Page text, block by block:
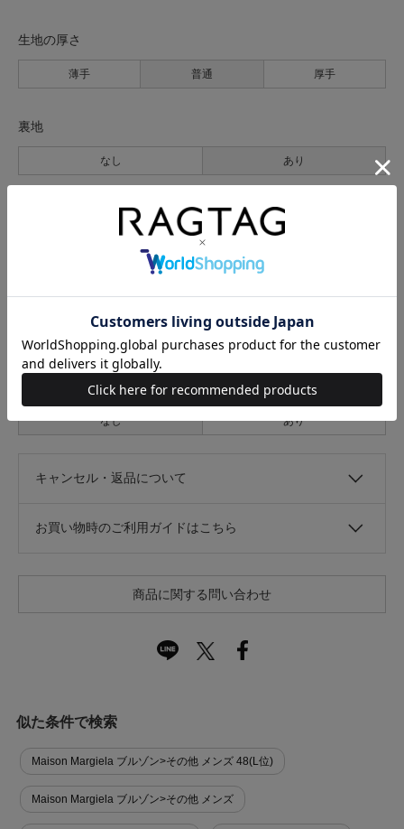
生地の厚さ
薄手 普通 厚手
裏地
なし あり
伸縮性
あり
なし あり
キャンセル・返品について
お買い物時のご利用ガイドはこちら
商品に関する問い合わせ
似た条件で検索
Maison Margiela ブルゾン>その他 メンズ 48(L位)
Maison Margiela ブルゾン>その他 メンズ